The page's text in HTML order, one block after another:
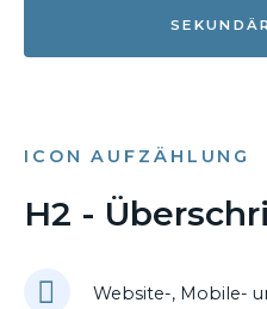
ICON AUFZÄHLUNG
H2 -
Website-, Mobile-